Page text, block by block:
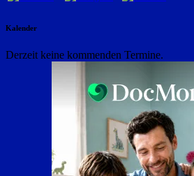
Kalender
Derzeit keine kommenden Termine.